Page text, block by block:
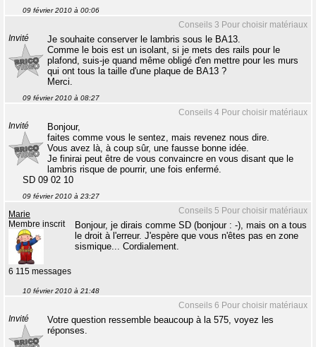
09 février 2010 à 00:06
Conseils 3 Pour choisir matériaux
Invité
Je souhaite conserver le lambris sous le BA13.
Comme le bois est un isolant, si je mets des rails pour le
plafond, suis-je quand même obligé d'en mettre pour les murs
qui ont tous la taille d'une plaque de BA13 ?
Merci.
09 février 2010 à 08:27
Conseils 4 Pour choisir matériaux
Invité
Bonjour,
faites comme vous le sentez, mais revenez nous dire.
Vous avez là, à coup sûr, une fausse bonne idée.
Je finirai peut être de vous convaincre en vous disant que le
lambris risque de pourrir, une fois enfermé.
SD 09 02 10
09 février 2010 à 23:27
Conseils 5 Pour choisir matériaux
Marie
Membre inscrit
6 115 messages
Bonjour, je dirais comme SD (bonjour : -), mais on a tous
le droit à l'erreur. J'espère que vous n'êtes pas en zone
sismique... Cordialement.
10 février 2010 à 21:48
Conseils 6 Pour choisir matériaux
Invité
Votre question ressemble beaucoup à la 575, voyez les
réponses.